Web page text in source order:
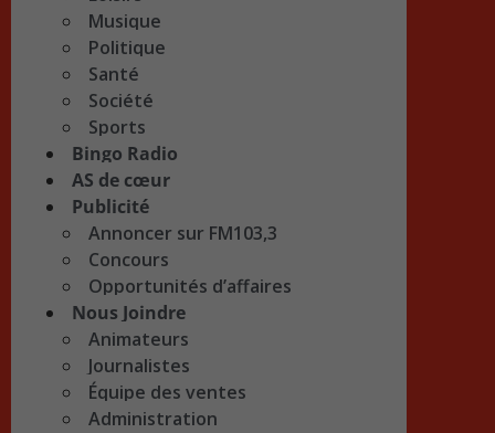
Musique
Politique
Santé
Société
Sports
Bingo Radio
AS de cœur
Publicité
Annoncer sur FM103,3
Concours
Opportunités d’affaires
Nous Joindre
Animateurs
Journalistes
Équipe des ventes
Administration